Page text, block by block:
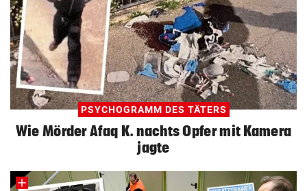
PSYCHOGRAMM DES TÄTERS
Wie Mörder Afaq K. nachts Opfer mit Kamera
jagte